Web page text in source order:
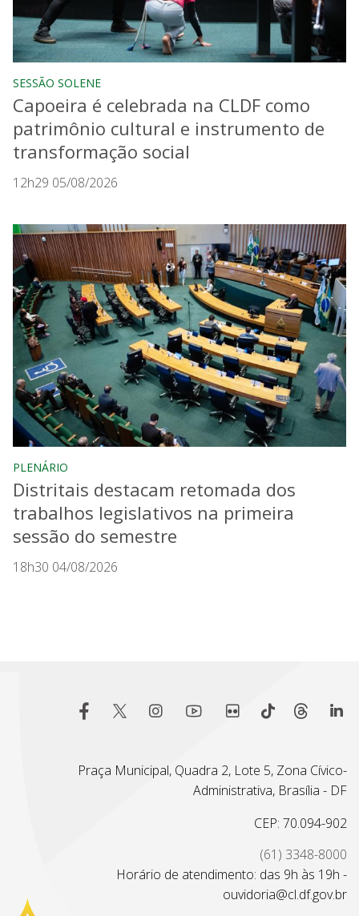
SESSÃO SOLENE
Capoeira é celebrada na CLDF como
patrimônio cultural e instrumento de
transformação social
12h29 05/08/2026
PLENÁRIO
Distritais destacam retomada dos
trabalhos legislativos na primeira
sessão do semestre
18h30 04/08/2026
Praça Municipal, Quadra 2, Lote 5, Zona Cívico-
Administrativa, Brasília - DF
CEP: 70.094-902
(61) 3348-8000
Horário de atendimento: das 9h às 19h -
ouvidoria@cl.df.gov.br